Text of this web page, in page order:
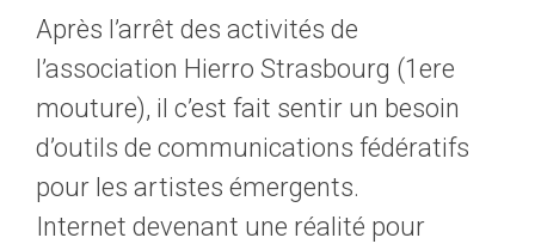
Après l’arrêt des activités de
l’association Hierro Strasbourg (1ere
mouture), il c’est fait sentir un besoin
d’outils de communications fédératifs
pour les artistes émergents.
Internet devenant une réalité pour